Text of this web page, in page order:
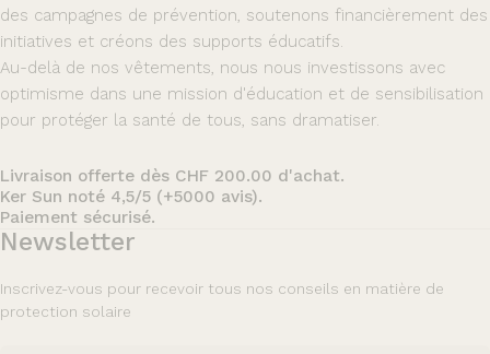
des campagnes de prévention, soutenons financièrement des
initiatives et créons des supports éducatifs.
Au-delà de nos vêtements, nous nous investissons avec
optimisme dans une mission d'éducation et de sensibilisation
pour protéger la santé de tous, sans dramatiser.
Livraison offerte dès CHF 200.00 d'achat.
Ker Sun noté 4,5/5 (+5000 avis).
Paiement sécurisé.
Newsletter
Inscrivez-vous pour recevoir tous nos conseils en matière de
protection solaire